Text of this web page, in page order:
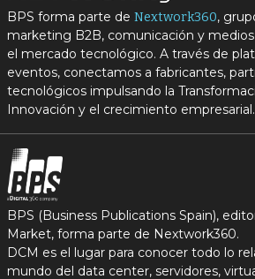
BPS forma parte de Nextwork360,
marketing B2B, comunicación y medios
el mercado tecnológico. A través de
eventos, conectamos a fabricantes,
tecnológicos impulsando la
Innovación y el crecimiento empresarial.
BPS (Business Publications Spain),
Market, forma parte de Nextwork360.
DCM es el lugar para conocer todo lo
mundo del data center, servidores,